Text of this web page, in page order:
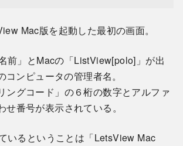
Mac版を起動した最初の画面。
前」とMacの「ListView[polo]」が出
ンピュータの管理者名。
ングコード」の６桁の数字とアルファ
せ番号が表示されている。
いるということは「LetsView Mac